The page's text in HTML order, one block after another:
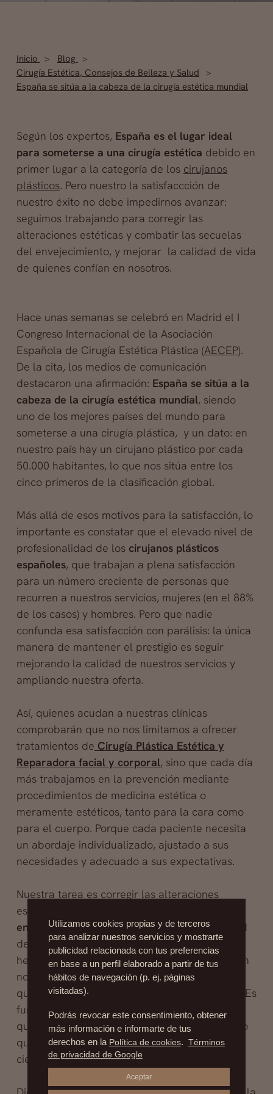
Inicio
Blog
Cirugía Estética, Consejos de Belleza y Salud
España se sitúa a la cabeza de la cirugía estética mundial
Según los expertos, España es el lugar ideal
para someterse a una cirugía estética debido en
primer lugar a la categoría de los cirujanos
plásticos. Pero nuestro la satisfaccción de
nuestro éxito no debe impedirnos avanzar:
seguimos trabajando para corregir las
alteraciones estéticas y combatir las secuelas
del envejecimiento, y mejorar la calidad de vida
de quienes confían en nosotros.
Hace unas semanas se celebró en Madrid el I
Congreso Internacional de la Asociación
Española de Cirugía Estética Plástica (AECEP).
De la cita, los medios de comunicación
destacaron una afirmación: España se sitúa a la
cabeza de la cirugía estética mundial, siendo
uno de los mejores países del mundo para
someterse a una cirugía plástica, y un dato: en
nuestro país hay un cirujano plástico por cada
50.000 habitantes, lo que nos sitúa entre los
cinco primeros de la clasificación global.
Más allá de esos motivos para la satisfacción, lo
importante es constatar que el elevado nivel de
profesionalidad de los cirujanos plásticos
españoles, que trabajan a plena satisfacción
para un número creciente de personas que
recurren a nuestros servicios, mujeres (en el 88%
de los casos) y hombres. Pero que nadie
confunda esa satisfacción con parálisis: la única
manera de mantener el prestigio es seguir
mejorando la calidad de nuestros servicios y
ampliando nuestra oferta.
Así, quienes acudan a nuestras clínicas
comprobarán que no nos limitamos a ofrecer
tratamientos de Cirugía Plástica Estética y
Reparadora facial y corporal, sino que cada día
más trabajamos en la prevención mediante
procedimientos de medicina estética o
meramente estéticos, tanto para la cara como
para el cuerpo. Porque cada paciente necesita
un abordaje individualizado, ajustado a sus
necesidades y adecuado a sus expectativas.
Nuestra tarea es corregir las alteraciones
estéticas y combatir las
envejecimiento , y al hacerlo mejorar la calidad
de vida de quienes confían en nosotros. Pero
hemos de ser sinceros y realistas, porque quien
nos consulta ha de tener una idea cabal de lo
que la Cirugía Estética le puede proporcionar. Es
fundamental que quien decida entrar en un
quirófano lo haga plenamente consciente de lo
que puede conseguir conforme a criterios
científicos.
Utilizamos cookies propias y de terceros
para analizar nuestros servicios y mostrarte
publicidad relacionada con tus preferencias
en base a un perfil elaborado a partir de tus
hábitos de navegación (p. ej. páginas
visitadas).
Podrás revocar este consentimiento, obtener
más información e informarte de tus
derechos en la Política de cookies. Términos
de privacidad de Google
Aceptar